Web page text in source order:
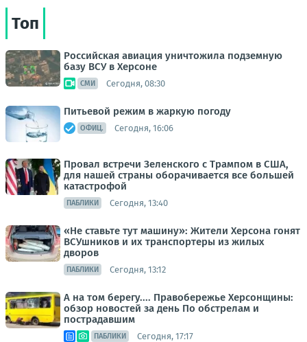
Топ
Российская авиация уничтожила подземную
базу ВСУ в Херсоне
СМИ Сегодня, 08:30
Питьевой режим в жаркую погоду
ОФИЦ. Сегодня, 16:06
Провал встречи Зеленского с Трампом в США,
для нашей страны оборачивается все большей
катастрофой
ПАБЛИКИ Сегодня, 13:40
«Не ставьте тут машину»: Жители Херсона гонят
ВСУшников и их транспортеры из жилых
дворов
ПАБЛИКИ Сегодня, 13:12
А на том берегу.... Правобережье Херсонщины:
обзор новостей за день По обстрелам и
пострадавшим
ПАБЛИКИ Сегодня, 17:17